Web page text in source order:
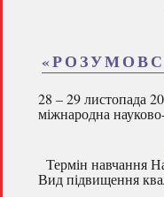
28 – 29 листопада
міжнародна
Термін навчання
Вид підвищення